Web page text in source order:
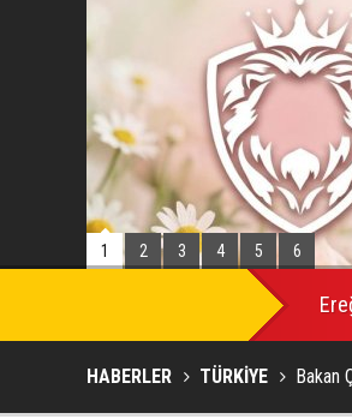
1 2 3 4 5 6
HABERLER TÜRKİYE Bakan